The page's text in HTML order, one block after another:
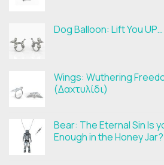
Dog Balloon: Lift You
Wings: Wuthering
(Δαχτυλίδι)
Bear: The Eternal Sin Is
Enough in the Honey